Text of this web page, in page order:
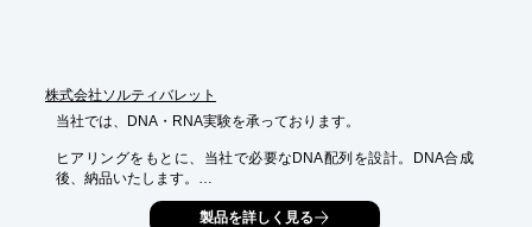
株式会社ソルティバレット
当社では、DNA・RNA実験を承っております。
ヒアリングをもとに、当社で必要なDNA配列を設計。DNA合成
後、納品いたします。
また、ゲノムDNAの精製、RNAの精製、など、DNA、RNAを扱
製品を詳しく見る